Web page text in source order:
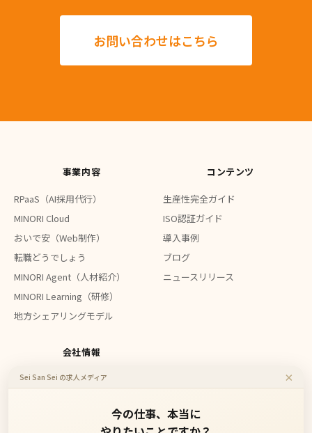
お問い合わせはこちら
事業内容
RPaaS（AI採用代行）
MINORI Cloud
おいで安（Web制作）
転職どうでしょう
MINORI Agent（人材紹介）
MINORI Learning（研修）
地方シェアリングモデル
コンテンツ
生産性完全ガイド
ISO認証ガイド
導入事例
ブログ
ニュースリリース
会社情報
会社概要
Sei San Sei の求人メディア ×
今の仕事、本当に